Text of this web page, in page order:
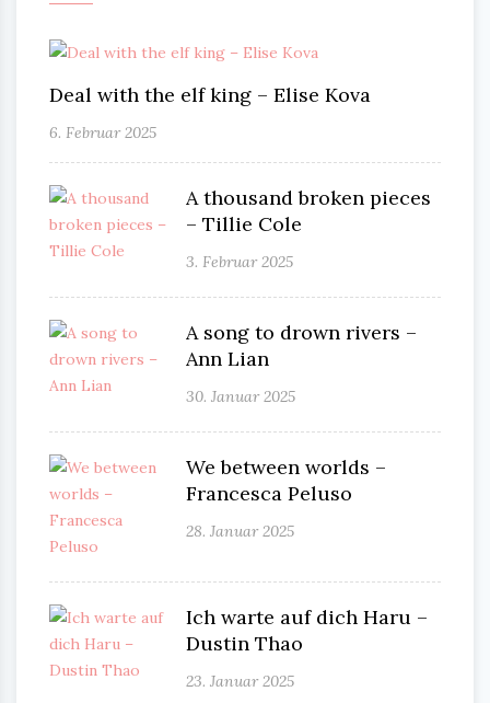
Deal with the elf king – Elise Kova
6. Februar 2025
A thousand broken pieces
– Tillie Cole
3. Februar 2025
A song to drown rivers –
Ann Lian
30. Januar 2025
We between worlds –
Francesca Peluso
28. Januar 2025
Ich warte auf dich Haru –
Dustin Thao
23. Januar 2025